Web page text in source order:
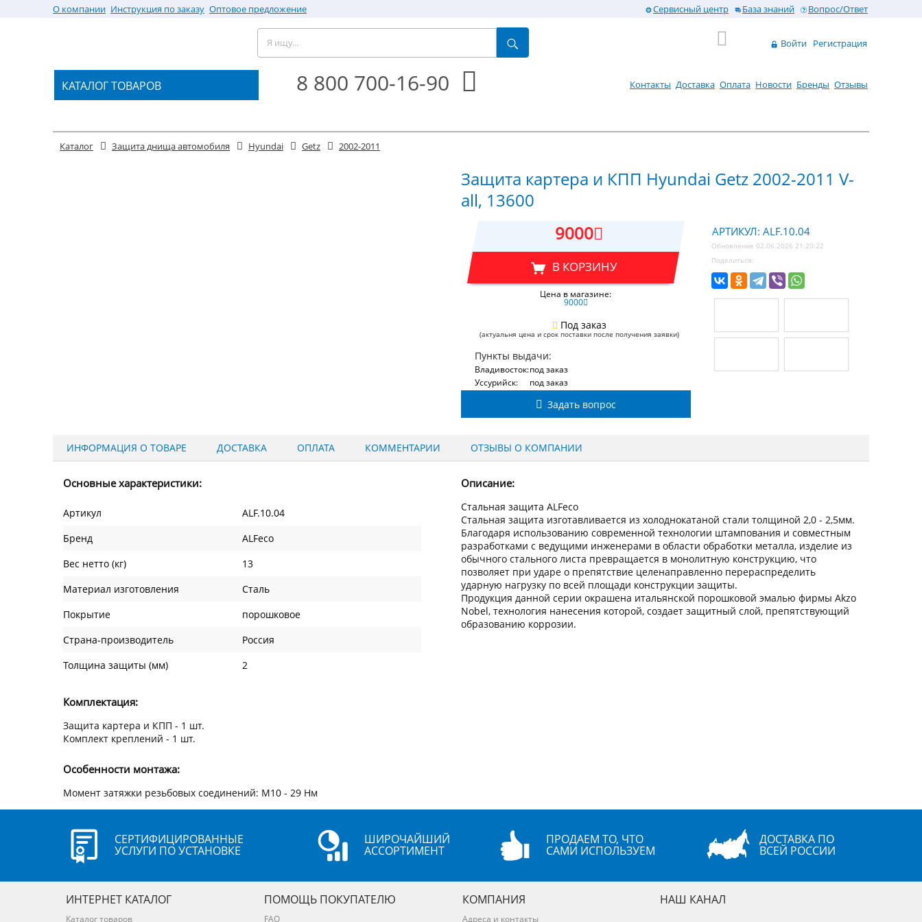
О компании Инструкция по заказу Оптовое предложение Сервисный центр База знаний Вопрос/Ответ
Войти Регистрация
КАТАЛОГ ТОВАРОВ 8 800 700-16-90 Контакты Доставка Оплата Новости Бренды Отзывы
Каталог Защита днища автомобиля Hyundai Getz 2002-2011
Защита картера и КПП Hyundai Getz 2002-2011 V-
all, 13600
9000
В КОРЗИНУ
Цена в магазине:
9000
Под заказ
(актуальня цена и срок поставки после получения заявки)
Пункты выдачи:
Владивосток:под заказ
Уссурийск:
под заказ
Задать вопрос
АРТИКУЛ: ALF.10.04
Обновление 02.06.2026 21:20:22
Поделиться:
ИНФОРМАЦИЯ О ТОВАРЕ ДОСТАВКА ОПЛАТА КОММЕНТАРИИ ОТЗЫВЫ О КОМПАНИИ
Основные характеристики:
Артикул
ALF.10.04
Бренд
ALFeco
Вес нетто (кг)
13
Материал изготовления
Сталь
Покрытие
порошковое
Страна-производитель
Россия
Толщина защиты (мм)
2
Комплектация:
Защита картера и КПП - 1 шт.
Комплект креплений - 1 шт.
Особенности монтажа:
Момент затяжки резьбовых соединений: М10 - 29 Нм
Описание:
Стальная защита ALFeco
Стальная защита изготавливается из холоднокатаной стали толщиной 2,0 - 2,5мм.
Благодаря использованию современной технологии штампования и совместным
разработками с ведущими инженерами в области обработки металла, изделие из
обычного стального листа превращается в монолитную конструкцию, что
позволяет при ударе о препятствие целенаправленно перераспределить
ударную нагрузку по всей площади конструкции защиты.
Продукция данной серии окрашена итальянской порошковой эмалью фирмы Akzo
Nobel, технология нанесения которой, создает защитный слой, препятствующий
образованию коррозии.
СЕРТИФИЦИРОВАННЫЕ
УСЛУГИ ПО УСТАНОВКЕ
ШИРОЧАЙШИЙ
АССОРТИМЕНТ
ПРОДАЕМ ТО, ЧТО
САМИ ИСПОЛЬЗУЕМ
ДОСТАВКА ПО
ВСЕЙ РОССИИ
ИНТЕРНЕТ КАТАЛОГ
Каталог товаров
ПОМОЩЬ ПОКУПАТЕЛЮ
FAQ
КОМПАНИЯ
Адреса и контакты
НАШ КАНАЛ